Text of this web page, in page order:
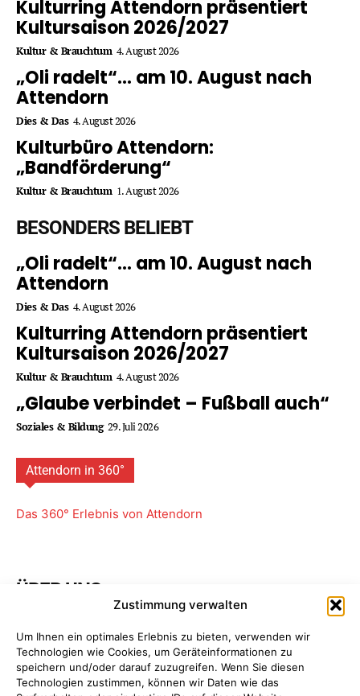
Zustimmung verwalten
Um Ihnen ein optimales Erlebnis zu bieten, verwenden wir
Technologien wie Cookies, um Geräteinformationen zu
speichern und/oder darauf zuzugreifen. Wenn Sie diesen
Technologien zustimmen, können wir Daten wie das
Kulturring Attendorn präsentiert
Kultursaison 2026/2027
Kultur & Brauchtum 4. August 2026
„Oli radelt“… am 10. August nach
Attendorn
Dies & Das 4. August 2026
Kulturbüro Attendorn:
„Bandförderung“
Kultur & Brauchtum 1. August 2026
BESONDERS BELIEBT
„Oli radelt“… am 10. August nach
Attendorn
Dies & Das 4. August 2026
Kulturring Attendorn präsentiert
Kultursaison 2026/2027
Kultur & Brauchtum 4. August 2026
„Glaube verbindet – Fußball auch“
Soziales & Bildung 29. Juli 2026
Attendorn in 360°
Das 360° Erlebnis von Attendorn
ÜBER UNS
+ MEDIA- Attendorn, Paderborn. Wir bieten Ihnen
maßgeschneiderte Komplettpakete für Ihre
Unternehmens­kommunikation. So sparen Sie Zeit, Geld